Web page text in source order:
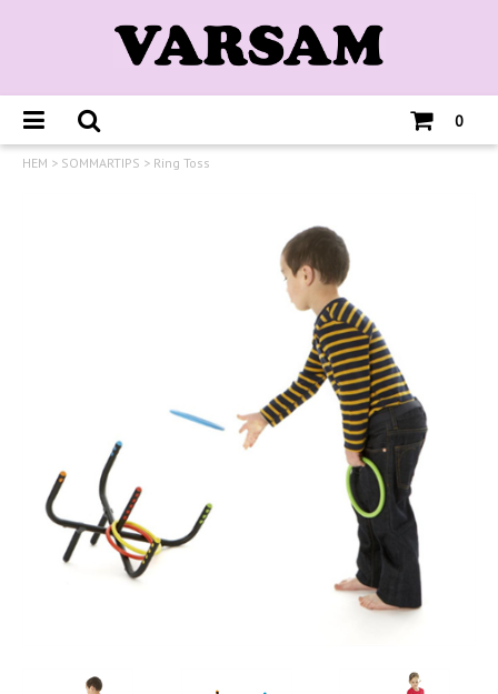
0
HEM > SOMMARTIPS > Ring Toss